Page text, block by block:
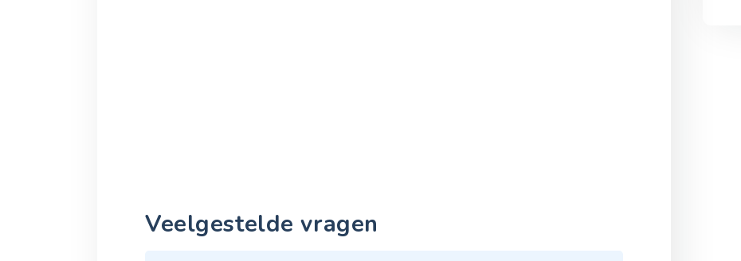
Veelgestelde vragen